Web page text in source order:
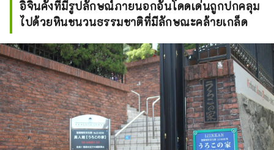
อิจินคังที่มีรูปลักษณ์ภายนอกอันโดดเด่นถูกปกคลุม
ไปด้วยหินชนวนธรรมชาติที่มีลักษณะคล้ายเกล็ด